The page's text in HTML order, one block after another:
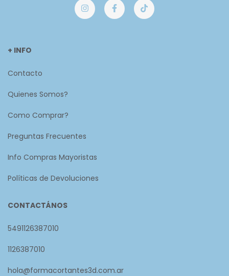
+ INFO
Contacto
Quienes Somos?
Como Comprar?
Preguntas Frecuentes
Info Compras Mayoristas
Políticas de Devoluciones
CONTACTÁNOS
5491126387010
1126387010
hola@formacortantes3d.com.ar